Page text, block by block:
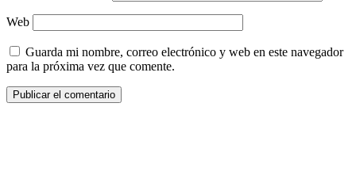
Web
Guarda mi nombre, correo electrónico y web en este navegador
para la próxima vez que comente.